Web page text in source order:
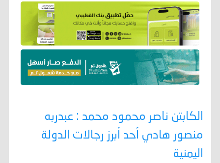
الكابتن ناصر محمود محمد : عبدربه
منصور هادي أحد أبرز رجالات الدولة
اليمنية